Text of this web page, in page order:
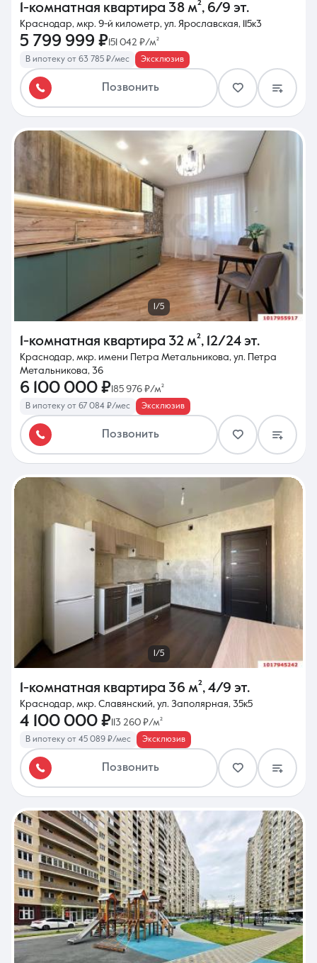
1-комнатная квартира 38 м², 6/9 эт.
Краснодар, мкр. 9-й километр, ул. Ярославская, 115к3
5 799 999 ₽151 042 ₽/м²
В ипотеку от 63 785 ₽/мес Эксклюзив
Позвонить
1/5
1-комнатная квартира 32 м², 12/24 эт.
Краснодар, мкр. имени Петра Метальникова, ул. Петра
Метальникова, 36
6 100 000 ₽185 976 ₽/м²
В ипотеку от 67 084 ₽/мес Эксклюзив
Позвонить
1/5
1-комнатная квартира 36 м², 4/9 эт.
Краснодар, мкр. Славянский, ул. Заполярная, 35к5
4 100 000 ₽ 113 260 ₽/м²
В ипотеку от 45 089 ₽/мес Эксклюзив
Позвонить